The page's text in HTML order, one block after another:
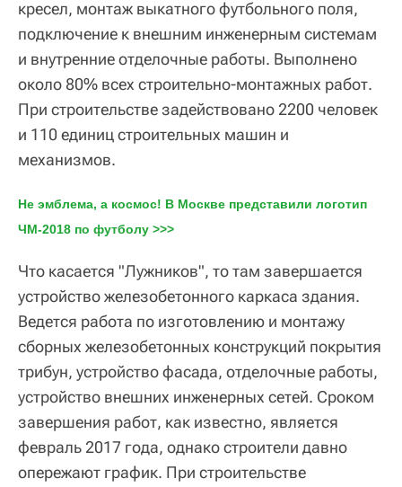
кресел, монтаж выкатного футбольного поля,
подключение к внешним инженерным системам
и внутренние отделочные работы. Выполнено
около 80% всех строительно-монтажных работ.
При строительстве задействовано 2200 человек
и 110 единиц строительных машин и
механизмов.
Не эмблема, а космос! В Москве представили логотип
ЧМ-2018 по футболу >>>
Что касается "Лужников", то там завершается
устройство железобетонного каркаса здания.
Ведется работа по изготовлению и монтажу
сборных железобетонных конструкций покрытия
трибун, устройство фасада, отделочные работы,
устройство внешних инженерных сетей. Сроком
завершения работ, как известно, является
февраль 2017 года, однако строители давно
опережают график. При строительстве